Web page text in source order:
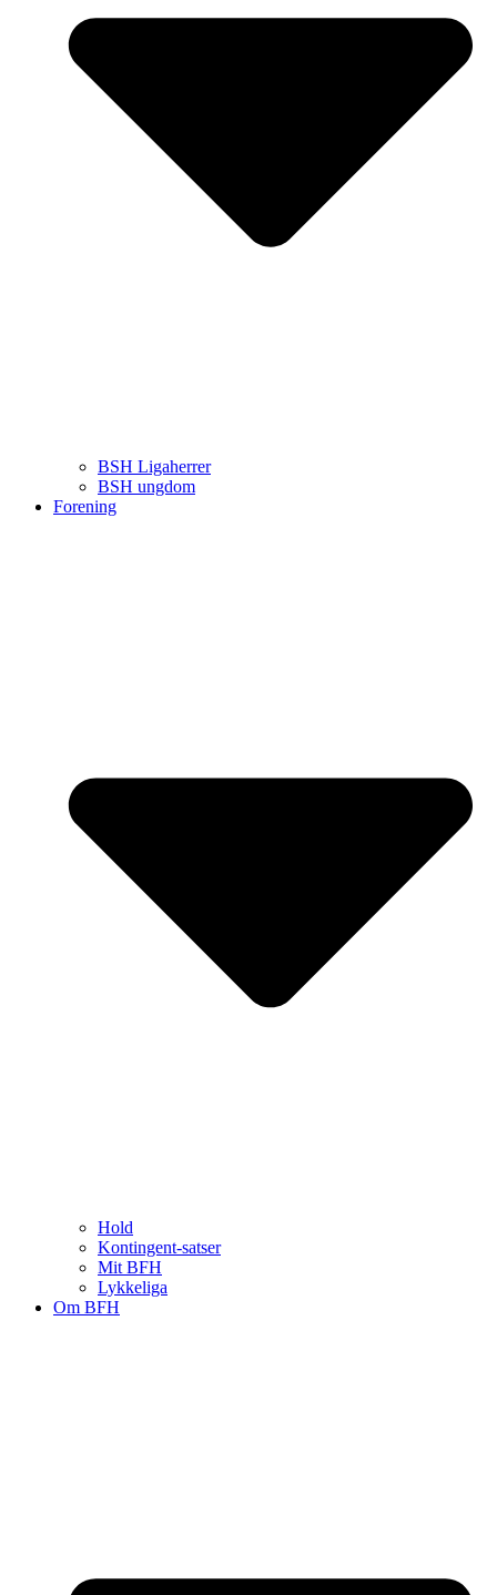
BSH Ligaherrer
BSH ungdom
Forening
Hold
Kontingent-satser
Mit BFH
Lykkeliga
Om BFH